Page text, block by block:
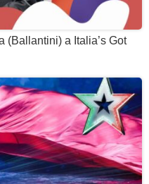
(Ballantini) a Italia’s Got